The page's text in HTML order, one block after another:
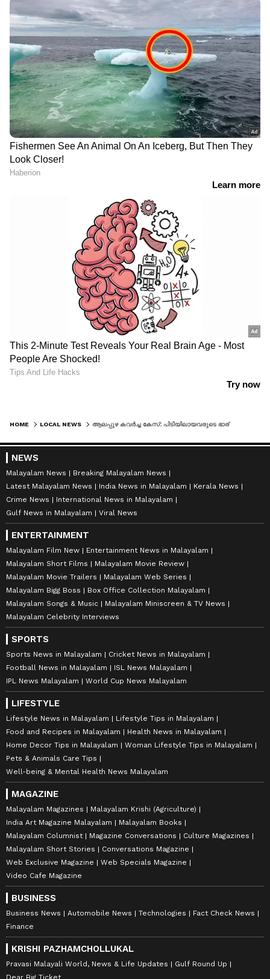
HOME LOCAL NEWS ആലപ്പുഴ കവർച്ച കേസ്: പിടിയിലായവരുടെ ഭാര്യമാർ പൊലീസ് സ്റ്റേഷനിൽ, നിരപരാധികളെന്ന് കുടുംബം; നാടകീയ രംഗങ്ങൾ
NEWS
Malayalam News
Breaking Malayalam News
Latest Malayalam News
India News in Malayalam
Kerala News
Crime News
International News in Malayalam
Gulf News in Malayalam
Viral News
ENTERTAINMENT
Malayalam Film New
Entertainment News in Malayalam
Malayalam Short Films
Malayalam Movie Review
Malayalam Movie Trailers
Malayalam Web Series
Malayalam Bigg Boss
Box Office Collection Malayalam
Malayalam Songs & Music
Malayalam Miniscreen & TV News
Malayalam Celebrity Interviews
SPORTS
Sports News in Malayalam
Cricket News in Malayalam
Football News in Malayalam
ISL News Malayalam
IPL News Malayalam
World Cup News Malayalam
LIFESTYLE
Lifestyle News in Malayalam
Lifestyle Tips in Malayalam
Food and Recipes in Malayalam
Health News in Malayalam
Home Decor Tips in Malayalam
Woman Lifestyle Tips in Malayalam
Pets & Animals Care Tips
Well-being & Mental Health News Malayalam
MAGAZINE
Malayalam Magazines
Malayalam Krishi (Agriculture)
India Art Magazine Malayalam
Malayalam Books
Malayalam Columnist
Magazine Conversations
Culture Magazines
Malayalam Short Stories
Conversations Magazine
Web Exclusive Magazine
Web Specials Magazine
Video Cafe Magazine
BUSINESS
Business News Automobile News Technologies
Fact Check News
Finance
KRISHI PAZHAMCHOLLUKAL
Pravasi Malayali World, News & Life Updates
Gulf Round Up
Dear Big Ticket